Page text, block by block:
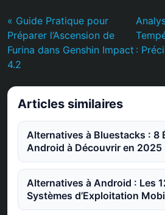
« Guide Pratique pour
Préparer l’Ascension de
Furina dans Genshin Impact
4.2
:
Articles similaires
Alternatives à Bluestacks : 8
Android à Découvrir en 2025
Alternatives à Android : Les
Systèmes d’Exploitation